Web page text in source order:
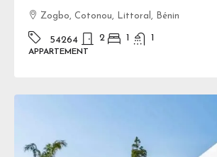
Zogbo, Cotonou, Littoral, Bénin
54264 2 1 1
APPARTEMENT